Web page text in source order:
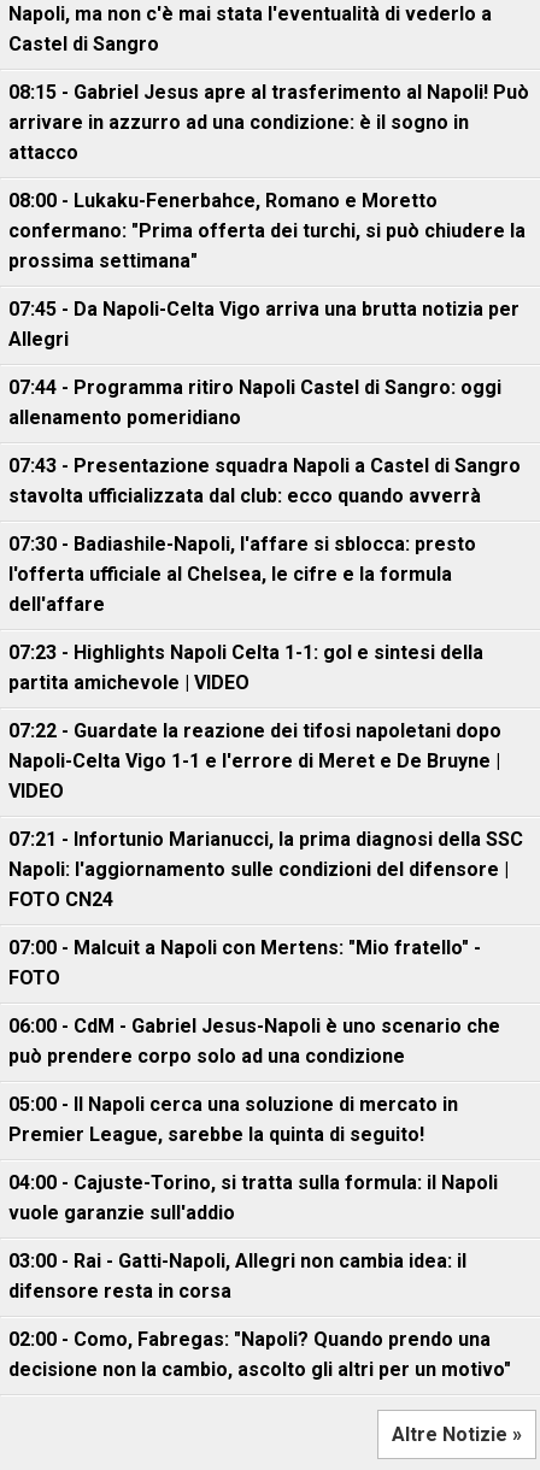
Napoli, ma non c'è mai stata l'eventualità di vederlo a
Castel di Sangro
08:15 - Gabriel Jesus apre al trasferimento al Napoli! Può
arrivare in azzurro ad una condizione: è il sogno in
attacco
08:00 - Lukaku-Fenerbahce, Romano e Moretto
confermano: "Prima offerta dei turchi, si può chiudere la
prossima settimana"
07:45 - Da Napoli-Celta Vigo arriva una brutta notizia per
Allegri
07:44 - Programma ritiro Napoli Castel di Sangro: oggi
allenamento pomeridiano
07:43 - Presentazione squadra Napoli a Castel di Sangro
stavolta ufficializzata dal club: ecco quando avverrà
07:30 - Badiashile-Napoli, l'affare si sblocca: presto
l'offerta ufficiale al Chelsea, le cifre e la formula
dell'affare
07:23 - Highlights Napoli Celta 1-1: gol e sintesi della
partita amichevole | VIDEO
07:22 - Guardate la reazione dei tifosi napoletani dopo
Napoli-Celta Vigo 1-1 e l'errore di Meret e De Bruyne |
VIDEO
07:21 - Infortunio Marianucci, la prima diagnosi della SSC
Napoli: l'aggiornamento sulle condizioni del difensore |
FOTO CN24
07:00 - Malcuit a Napoli con Mertens: "Mio fratello" -
FOTO
06:00 - CdM - Gabriel Jesus-Napoli è uno scenario che
può prendere corpo solo ad una condizione
05:00 - Il Napoli cerca una soluzione di mercato in
Premier League, sarebbe la quinta di seguito!
04:00 - Cajuste-Torino, si tratta sulla formula: il Napoli
vuole garanzie sull'addio
03:00 - Rai - Gatti-Napoli, Allegri non cambia idea: il
difensore resta in corsa
02:00 - Como, Fabregas: "Napoli? Quando prendo una
decisione non la cambio, ascolto gli altri per un motivo"
Altre Notizie »